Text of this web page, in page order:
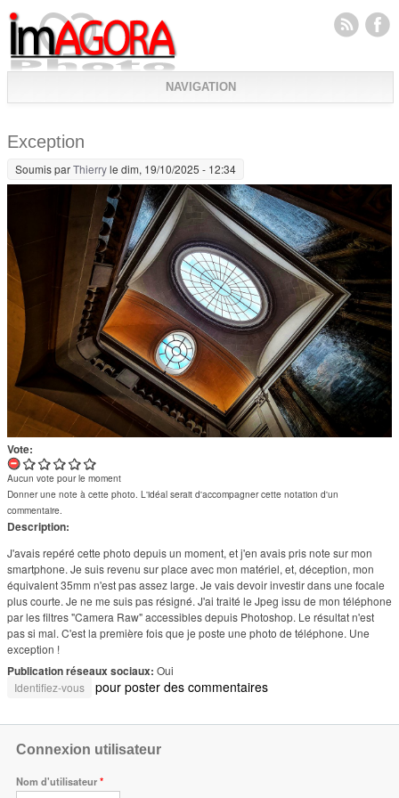
NAVIGATION
Exception
Soumis parThierryle dim, 19/10/2025 - 12:34
Vote:
Aucun vote pour le moment
Donner une note à cette photo. L'idéal serait d'accompagner cette notation d'un
commentaire.
Description:
J'avais repéré cette photo depuis un moment, et j'en avais pris note sur mon
smartphone. Je suis revenu sur place avec mon matériel, et, déception, mon
équivalent 35mm n'est pas assez large. Je vais devoir investir dans une focale
plus courte. Je ne me suis pas résigné. J'ai traité le Jpeg issu de mon téléphone
par les filtres "Camera Raw" accessibles depuis Photoshop. Le résultat n'est
pas si mal. C'est la première fois que je poste une photo de téléphone. Une
exception !
Publication réseaux sociaux: Oui
Identifiez-vous
pour poster des commentaires
Connexion utilisateur
Nom d'utilisateur*